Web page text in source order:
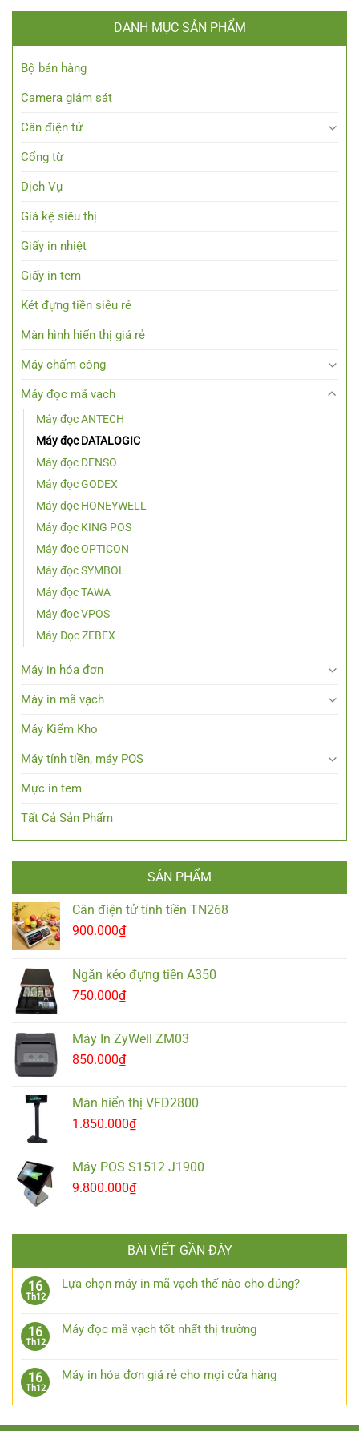
DANH MỤC SẢN PHẨM
Bộ bán hàng
Camera giám sát
Cân điện tử
Cổng từ
Dịch Vụ
Giá kệ siêu thị
Giấy in nhiệt
Giấy in tem
Két đựng tiền siêu rẻ
Màn hình hiển thị giá rẻ
Máy chấm công
Máy đọc mã vạch
Máy đọc ANTECH
Máy đọc DATALOGIC
Máy đọc DENSO
Máy đọc GODEX
Máy đọc HONEYWELL
Máy đọc KING POS
Máy đọc OPTICON
Máy đọc SYMBOL
Máy đọc TAWA
Máy đọc VPOS
Máy Đọc ZEBEX
Máy in hóa đơn
Máy in mã vạch
Máy Kiểm Kho
Máy tính tiền, máy POS
Mực in tem
Tất Cả Sản Phẩm
SẢN PHẨM
Cân điện tử tính tiền TN268
900.000₫
Ngăn kéo đựng tiền A350
750.000₫
Máy In ZyWell ZM03
850.000₫
Màn hiển thị VFD2800
1.850.000₫
Máy POS S1512 J1900
9.800.000₫
BÀI VIẾT GẦN ĐÂY
16
Th12
Lựa chọn máy in mã vạch thế nào cho đúng?
16
Th12
Máy đọc mã vạch tốt nhất thị trường
16
Th12
Máy in hóa đơn giá rẻ cho mọi cửa hàng